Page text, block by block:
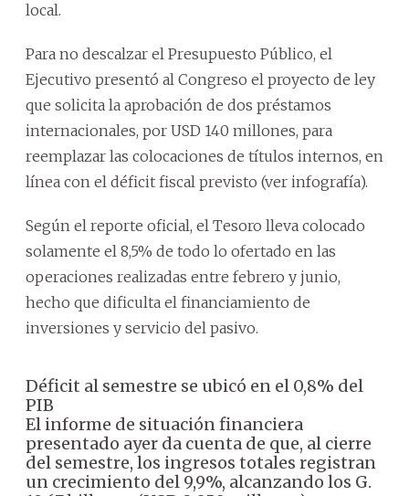
local.
Para no descalzar el Presupuesto Público, el
Ejecutivo presentó al Congreso el proyecto de ley
que solicita la aprobación de dos préstamos
internacionales, por USD 140 millones, para
reemplazar las colocaciones de títulos internos, en
línea con el déficit fiscal previsto (ver infografía).
Según el reporte oficial, el Tesoro lleva colocado
solamente el 8,5% de todo lo ofertado en las
operaciones realizadas entre febrero y junio,
hecho que dificulta el financiamiento de
inversiones y servicio del pasivo.
Déficit al semestre se ubicó en el 0,8% del
PIB
El informe de situación financiera
presentado ayer da cuenta de que, al cierre
del semestre, los ingresos totales registran
un crecimiento del 9,9%, alcanzando los G.